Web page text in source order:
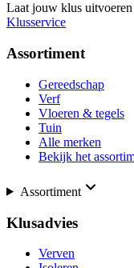
Laat jouw klus
Klusservice
Assortiment
Gereedschap
Verf
Vloeren & tegels
Tuin
Alle merken
Bekijk het
Assortiment
Klusadvies
Verven